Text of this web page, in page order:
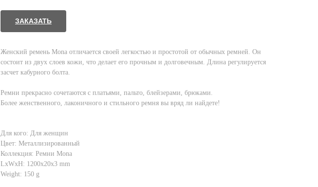
ЗАКАЗАТЬ
Женский ремень Mona отличается своей легкостью и простотой от обычных ремней. Он
состоит из двух слоев кожи, что делает его прочным и долговечным. Длина регулируется
засчет кабурного болта.
Ремни прекрасно сочетаются с платьями, пальто, блейзерами, брюками.
Более женственного, лаконичного и стильного ремня вы вряд ли найдете!
Для кого: Для женщин
Цвет: Металлизированный
Коллекция: Ремни Mona
LxWxH: 1200x20x3 mm
Weight: 150 g